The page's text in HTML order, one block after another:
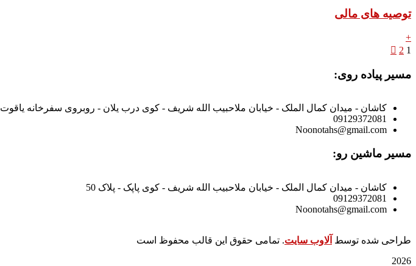
توصیه های مالی
+
1
2
مسیر پیاده روی:
کاشان - میدان کمال الملک - خیابان ملاحبیب الله شریف - کوی درب یلان - روبروی سفرخانه یاقوت
09129372081
Noonotahs@gmail.com
مسیر ماشین رو:
کاشان - میدان کمال الملک - خیابان ملاحبیب الله شریف - کوی پاپک - پلاک 50
09129372081
Noonotahs@gmail.com
طراحی شده توسط آلاوب سایت. تمامی حقوق این قالب محفوظ است
2026